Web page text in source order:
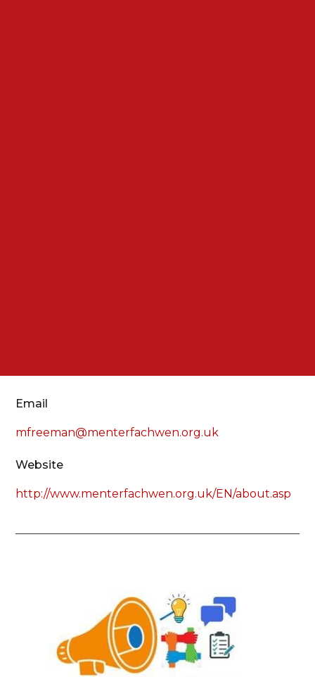
Email
mfreeman@menterfachwen.org.uk
Website
http://www.menterfachwen.org.uk/EN/about.asp